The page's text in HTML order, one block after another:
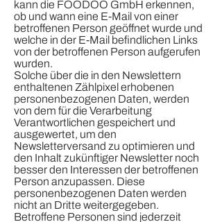
kann die FOODOO GmbH erkennen,
ob und wann eine E-Mail von einer
betroffenen Person geöffnet wurde und
welche in der E-Mail befindlichen Links
von der betroffenen Person aufgerufen
wurden.
Solche über die in den Newslettern
enthaltenen Zählpixel erhobenen
personenbezogenen Daten, werden
von dem für die Verarbeitung
Verantwortlichen gespeichert und
ausgewertet, um den
Newsletterversand zu optimieren und
den Inhalt zukünftiger Newsletter noch
besser den Interessen der betroffenen
Person anzupassen. Diese
personenbezogenen Daten werden
nicht an Dritte weitergegeben.
Betroffene Personen sind jederzeit